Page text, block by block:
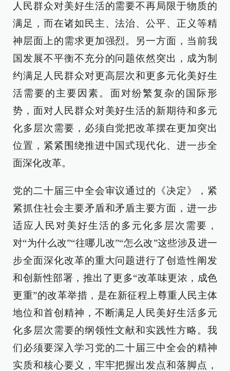
人民群众对美好生活的需要不再局限于物质的
满足，而在诸如民主、法治、公平、正义等精
神层面上的需求更加强烈。另一方面，当前我
国发展不平衡不充分的问题依然突出，成为制
约满足人民群众对更高层次和更多元化美好生
活需要的主要因素。面对纷繁复杂的国际形
势，面对人民群众对美好生活的新期待和多元
化多层次需要，必须自觉把改革摆在更加突出
位置，紧紧围绕推进中国式现代化、进一步全
面深化改革。
党的二十届三中全会审议通过的《决定》，紧
紧抓住社会主要矛盾和矛盾主要方面，进一步
适应人民对美好生活的多元化多层次需要，
对“为什么改”“往哪儿改”“怎么改”这些涉及进一
步全面深化改革的重大问题进行了创造性阐发
和创新性部署，推出了更多“改革味更浓，成色
更重”的改革举措，是在新征程上尊重人民主体
地位和首创精神，不断满足人民美好生活多元
化多层次需要的纲领性文献和实践性方略。我
们必须要深入学习党的二十届三中全会的精神
实质和核心要义，牢牢把握出发点和落脚点，